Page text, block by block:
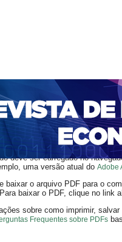
CADASTRO
REVISTAS DA UNIFACS
Casseb Pessoti
deve ser carregado no
uma versão atual do Adobe
baixar o arquivo PDF para o
baixar o PDF, clique no link
sobre como imprimir,
Frequentes sobre PDFs